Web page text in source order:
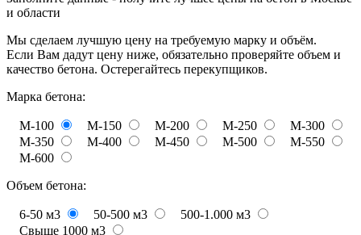
и области
Мы сделаем лучшую цену на требуемую марку и объём.
Если Вам дадут цену ниже, обязательно проверяйте объем и
качество бетона. Остерегайтесь перекупщиков.
Марка бетона:
М-100 М-150 М-200 М-250
М-300
М-350
М-400 М-450 М-500
М-550
М-600
Объем бетона:
6-50 м3 50-500 м3
500-1.000 м3
Свыше 1000 м3